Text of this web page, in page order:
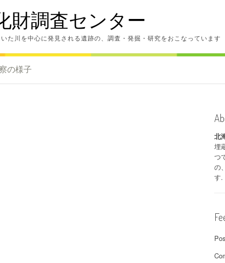
財調査センター
た川を中心に発見される遺跡の、調査・発掘・研究をおこなっています
の様子
北
埋
つ
の
す.